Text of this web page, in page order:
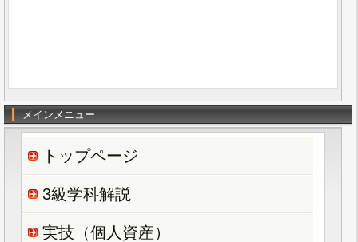
メインメニュー
トップページ
3級学科解説
実技（個人資産）